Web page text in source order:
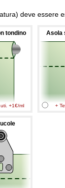
deve essere
tondino
+1€/ml
Asola
+